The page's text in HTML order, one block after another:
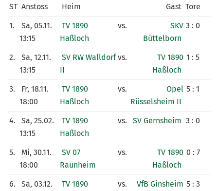
ST Anstoss Heim Gast Tore
1.
Sa, 05.11.
13:15
TV 1890
Haßloch
vs.
SKV
Büttelborn
3 : 0
2.
Sa, 12.11.
13:15
SV RW Walldorf
II
vs.
TV 1890
Haßloch
1 : 5
3.
Fr, 18.11.
18:00
TV 1890
Haßloch
vs.
Opel
Rüsselsheim II
5 : 1
4.
Sa, 25.02.
13:15
TV 1890
Haßloch
vs. SV Gernsheim 3 : 0
5.
Mi, 30.11.
18:00
SV 07
Raunheim
vs.
TV 1890
Haßloch
0 : 7
6.
Sa, 03.12.
TV 1890
vs.
VfB Ginsheim 5 : 3